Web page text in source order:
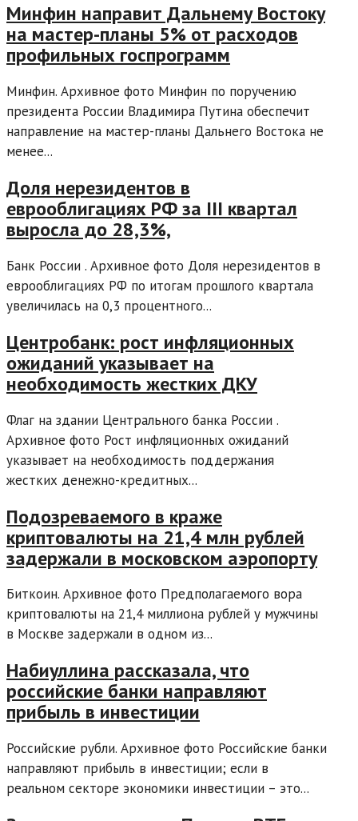
Минфин направит Дальнему Востоку
на мастер-планы 5% от расходов
профильных госпрограмм
Минфин. Архивное фото Минфин по поручению
президента России Владимира Путина обеспечит
направление на мастер-планы Дальнего Востока не
менее...
Доля нерезидентов в
еврооблигациях РФ за III квартал
выросла до 28,3%,
Банк России . Архивное фото Доля нерезидентов в
еврооблигациях РФ по итогам прошлого квартала
увеличилась на 0,3 процентного...
Центробанк: рост инфляционных
ожиданий указывает на
необходимость жестких ДКУ
Флаг на здании Центрального банка России .
Архивное фото Рост инфляционных ожиданий
указывает на необходимость поддержания
жестких денежно-кредитных...
Подозреваемого в краже
криптовалюты на 21,4 млн рублей
задержали в московском аэропорту
Биткоин. Архивное фото Предполагаемого вора
криптовалюты на 21,4 миллиона рублей у мужчины
в Москве задержали в одном из...
Набиуллина рассказала, что
российские банки направляют
прибыль в инвестиции
Российские рубли. Архивное фото Российские банки
направляют прибыль в инвестиции; если в
реальном секторе экономики инвестиции – это...